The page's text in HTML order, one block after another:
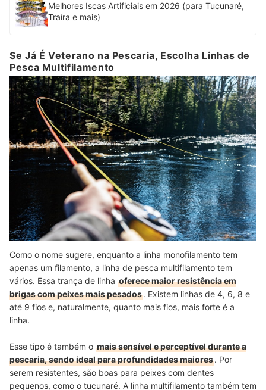
Melhores Iscas Artificiais em 2026 (para Tucunaré,
Traíra e mais)
Se Já É Veterano na Pescaria, Escolha Linhas de
Pesca Multifilamento
Como o nome sugere, enquanto a linha monofilamento tem
apenas um filamento, a linha de pesca multifilamento tem
vários. Essa trança de linha oferece maior resistência em
brigas com peixes mais pesados. Existem linhas de 4, 6, 8 e
até 9 fios e, naturalmente, quanto mais fios, mais forte é a
linha.
Esse tipo é também o mais sensível e perceptível durante a
pescaria, sendo ideal para profundidades maiores. Por
serem resistentes, são boas para peixes com dentes
pequenos, como o tucunaré. A linha multifilamento também tem